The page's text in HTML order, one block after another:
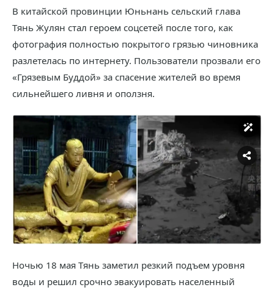
В китайской провинции Юньнань сельский глава
Тянь Жулян стал героем соцсетей после того, как
фотография полностью покрытого грязью чиновника
разлетелась по интернету. Пользователи прозвали его
«Грязевым Буддой» за спасение жителей во время
сильнейшего ливня и оползня.
Ночью 18 мая Тянь заметил резкий подъем уровня
воды и решил срочно эвакуировать населенный